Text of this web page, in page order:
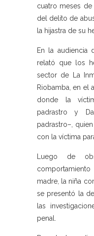
cuatro meses
del delito de
la hijastra de su
En la audiencia
relató que los
sector de La
Riobamba, en el
donde la
padrastro y
padrastro–,
con la víctima
Luego de
madre, la niña
se presentó la
las
penal.